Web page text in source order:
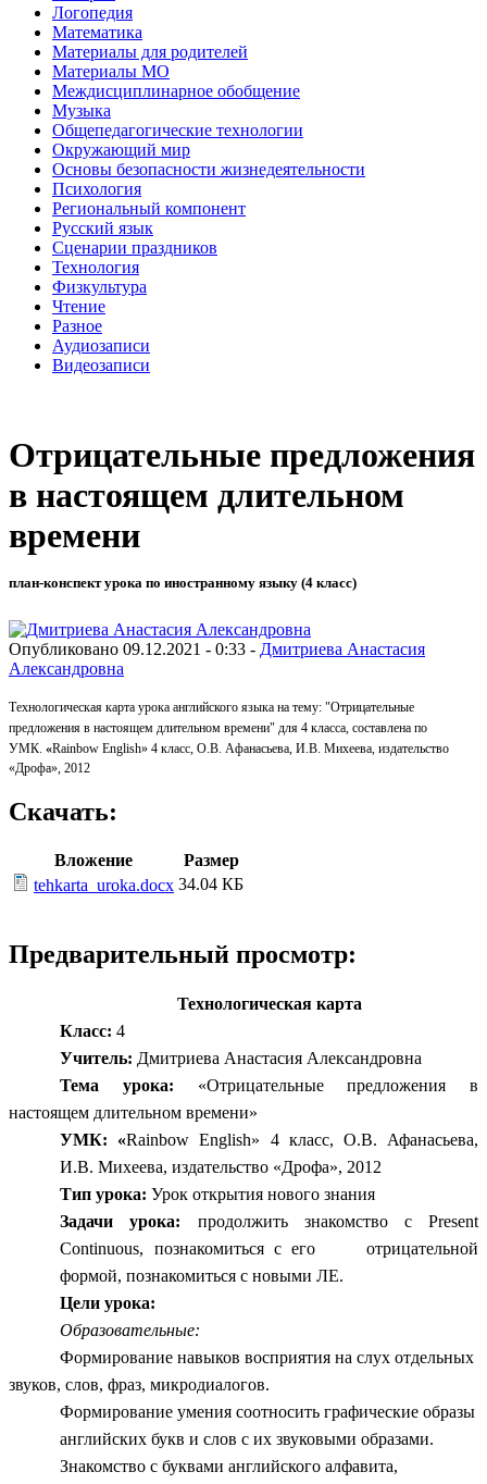
Логопедия
Математика
Материалы для родителей
Материалы МО
Междисциплинарное обобщение
Музыка
Общепедагогические технологии
Окружающий мир
Основы безопасности жизнедеятельности
Психология
Региональный компонент
Русский язык
Сценарии праздников
Технология
Физкультура
Чтение
Разное
Аудиозаписи
Видеозаписи
Отрицательные предложения
в настоящем длительном
времени
план-конспект урока по иностранному языку (4 класс)
Опубликовано 09.12.2021 - 0:33 - Дмитриева Анастасия
Александровна
Технологическая карта урока английского языка на тему: "Отрицательные
предложения в настоящем длительном времени" для 4 класса, составлена по
УМК. «Rainbow English» 4 класс, О.В. Афанасьева, И.В. Михеева, издательство
«Дрофа», 2012
Скачать:
Вложение
Размер
tehkarta_uroka.docx 34.04 КБ
Предварительный просмотр:
Технологическая карта
Класс:4
Учитель: Дмитриева Анастасия Александровна
Тема урока: «Отрицательные предложения в
настоящем длительном времени»
УМК: «Rainbow English» 4 класс, О.В. Афанасьева,
И.В. Михеева, издательство «Дрофа», 2012
Тип урока:Урок открытия нового знания
Задачи урока: продолжить знакомство с Present
Continuous, познакомиться с его отрицательной
формой, познакомиться с новыми ЛЕ.
Цели урока:
Образовательные:
Формирование навыков восприятия на слух отдельных
звуков, слов, фраз, микродиалогов.
Формирование умения соотносить графические образы
английских букв и слов с их звуковыми образами.
Знакомство с буквами английского алфавита,